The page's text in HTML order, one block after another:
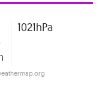
1021hPa